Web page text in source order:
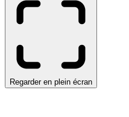
Regarder en plein écran